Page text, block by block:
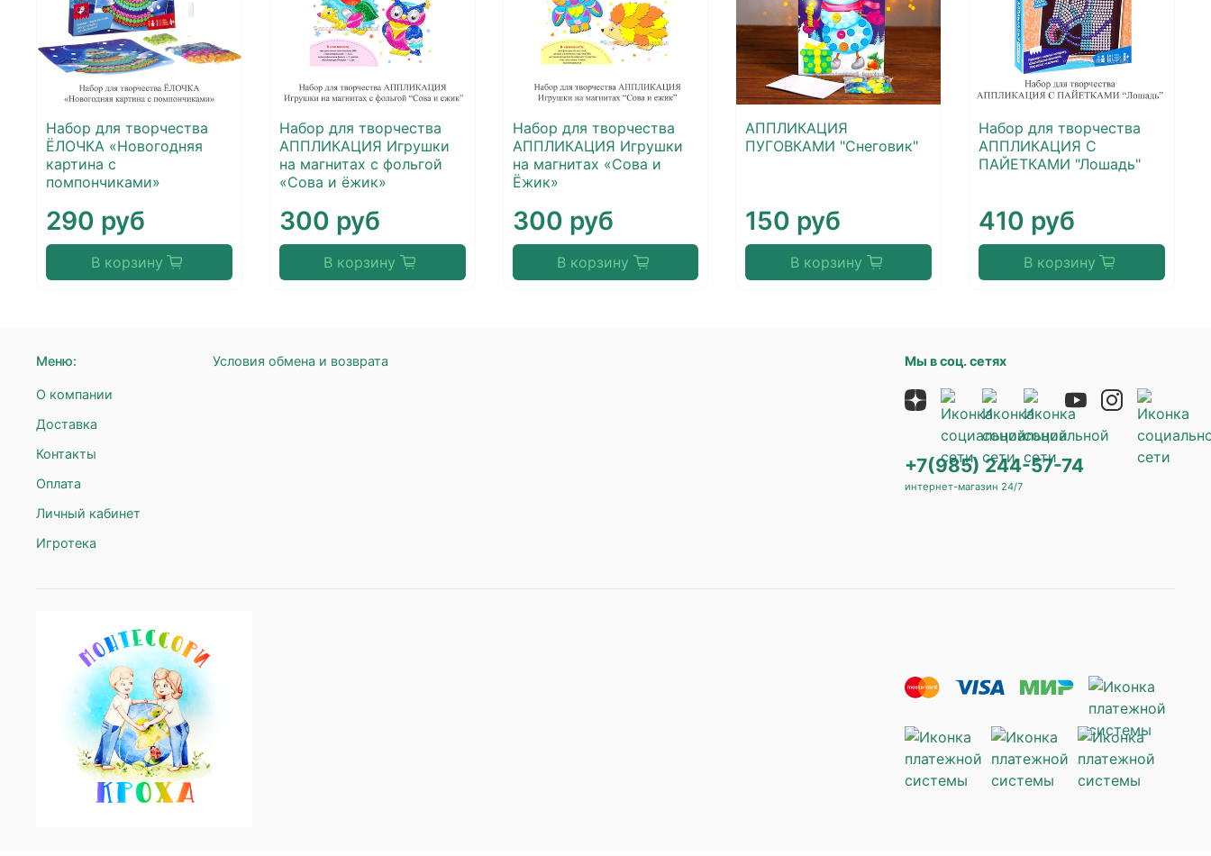
Набор для творчества
ЁЛОЧКА «Новогодняя
картина с
помпончиками»
290 руб
В корзину
Набор для творчества
АППЛИКАЦИЯ Игрушки
на магнитах с фольгой
«Сова и ёжик»
300 руб
В корзину
Набор для творчества
АППЛИКАЦИЯ Игрушки
на магнитах «Сова и
Ёжик»
300 руб
В корзину
АППЛИКАЦИЯ
ПУГОВКАМИ "Снеговик"
150 руб
В корзину
Набор для творчества
АППЛИКАЦИЯ С
ПАЙЕТКАМИ "Лошадь"
410 руб
В корзину
Меню:
О компании
Доставка
Контакты
Оплата
Личный кабинет
Игротека
Условия обмена и возврата Мы в соц. сетях
+7(985) 244-57-74
интернет-магазин 24/7